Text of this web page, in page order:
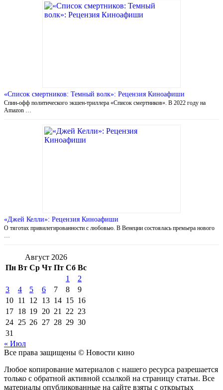
«Список смертников: Темный волк»: Рецензия Киноафиши
Спин-офф политического экшен-триллера «Список смертников». В 2022 году на
Amazon …
«Джей Келли»: Рецензия Киноафиши
О тяготах привилегированности с любовью. В Венеции состоялась премьера нового
Август 2026
Пн Вт Ср Чт Пт Сб Вс
1
2
3
4 5 6 7 8
9
10 11 12 13 14 15 16
17 18 19 20 21 22 23
24 25 26 27 28 29 30
31
« Июл
Все права защищены © Новости кино
Любое копирование материалов с нашего ресурса разрешается
только с обратной активной ссылкой на страницу статьи. Все
материалы опубликованные на сайте взяты с открытых